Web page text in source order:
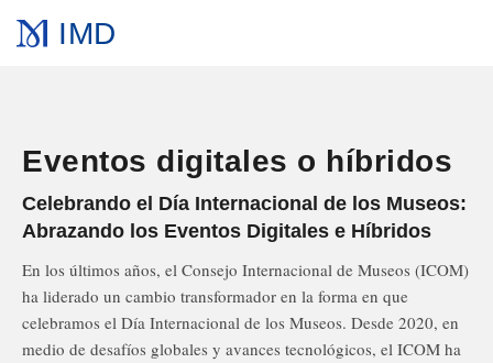
IMD
Eventos digitales o híbridos
Celebrando el Día Internacional de los Museos:
Abrazando los Eventos Digitales e Híbridos
En los últimos años, el Consejo Internacional de Museos (ICOM)
ha liderado un cambio transformador en la forma en que
celebramos el Día Internacional de los Museos. Desde 2020, en
medio de desafíos globales y avances tecnológicos, el ICOM ha